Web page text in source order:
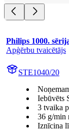
Philips 1000.
Apģērbu tvaicētājs
STE1040/20
Iebūvēts
3 tvaika
36 g/min
Iznīcina